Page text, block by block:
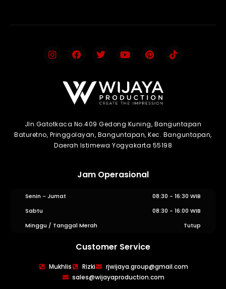
WIJAYA PRODUCTION
Jln.Gatotkaca No.409 Gedong Kuning, Banguntapan
Baturetno, Pringgolayan, Banguntapan, Kec. Banguntapan,
Daerah Istimewa Yogyakarta 55198
Jam Operasional
Senin - Jumat
08:30 - 16:30 WIB
Sabtu
08:30 - 16:00 WIB
Minggu / Tanggal Merah
Tutup
Customer Service
Mukhlis Rizki
rjwijaya.group@gmail.com
sales@wijayaproduction.com